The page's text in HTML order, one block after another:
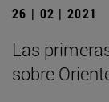
26 | 02 | 2021
Las
sobre